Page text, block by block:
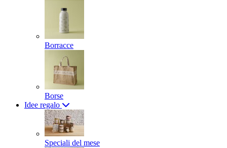
Borracce
Borse
Idee regalo
Speciali del mese